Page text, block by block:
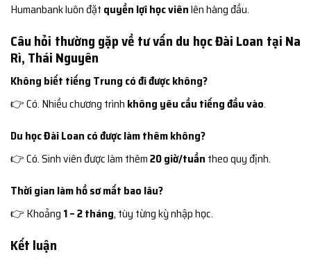
Humanbank luôn đặt quyền lợi học viênlên hàng đầu.
Câu hỏi thường gặp về tư vấn du học Đài Loan tại Na
Rì, Thái Nguyên
Không biết tiếng Trung có đi được không?
👉 Có. Nhiều chương trình không yêu cầu tiếng đầu vào.
Du học Đài Loan có được làm thêm không?
👉 Có. Sinh viên được làm thêm20 giờ/tuần theo quy định.
Thời gian làm hồ sơ mất bao lâu?
👉 Khoảng 1 – 2 tháng, tùy từng kỳ nhập học.
Kết luận